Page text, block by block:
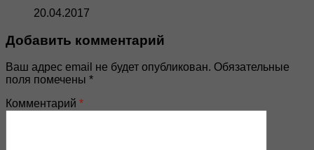
20.04.2017
Добавить комментарий
Ваш адрес email не будет опубликован. Обязательные
поля помечены *
Комментарий *